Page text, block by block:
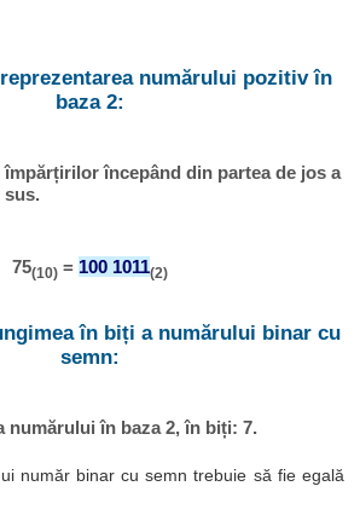
numărului pozitiv în
baza 2:
împărțirilor începând din partea de jos a
sus.
75(10)= 100 1011(2)
în biți a numărului binar cu
semn:
numărului în baza 2, în biți: 7.
număr binar cu semn trebuie să fie egală